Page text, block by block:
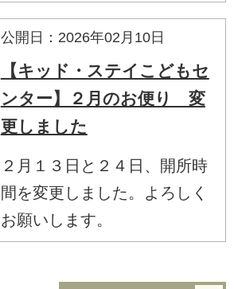
公開日：2026年02月10日
【キッド・ステイこどもセ
ンター】２月のお便り 変
更しました
２月１３日と２４日、開所時
間を変更しました。よろしく
お願いします。